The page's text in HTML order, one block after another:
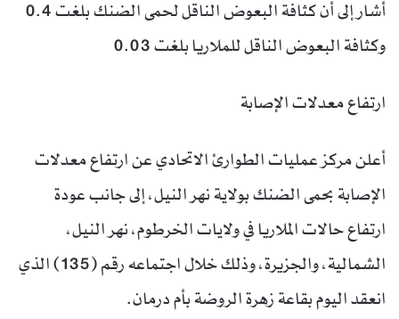
أشار إلى أن كثافة البعوض الناقل لحمى الضنك بلغت 0.4
وكثافة البعوض الناقل للملاريا بلغت 0.03
ارتفاع معدلات الإصابة
أعلن مركز عمليات الطوارئ الاتحادي عن ارتفاع معدلات
الإصابة بحمى الضنك بولاية نهر النيل، إلى جانب عودة
ارتفاع حالات الملاريا في ولايات الخرطوم، نهر النيل،
الشمالية، والجزيرة، وذلك خلال اجتماعه رقم (135) الذي
انعقد اليوم بقاعة زهرة الروضة بأم درمان.